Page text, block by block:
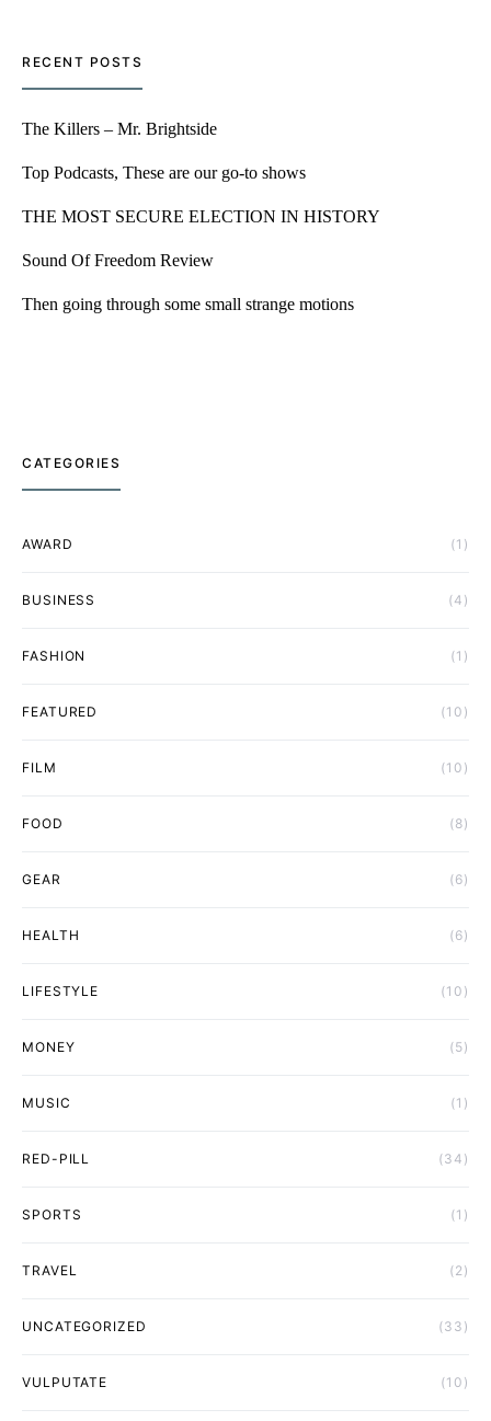
RECENT POSTS
The Killers – Mr. Brightside
Top Podcasts, These are our go-to shows
THE MOST SECURE ELECTION IN HISTORY
Sound Of Freedom Review
Then going through some small strange motions
CATEGORIES
AWARD (1)
BUSINESS (4)
FASHION (1)
FEATURED (10)
FILM (10)
FOOD (8)
GEAR (6)
HEALTH (6)
LIFESTYLE (10)
MONEY (5)
MUSIC (1)
RED-PILL (34)
SPORTS (1)
TRAVEL (2)
UNCATEGORIZED (33)
VULPUTATE (10)